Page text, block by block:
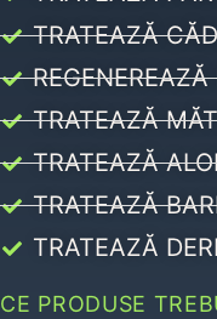
TRATEAZĂ
REGENEREAZĂ
TRATEAZĂ
TRATEAZĂ
TRATEAZĂ
TRATEAZĂ
CE PRODUSE